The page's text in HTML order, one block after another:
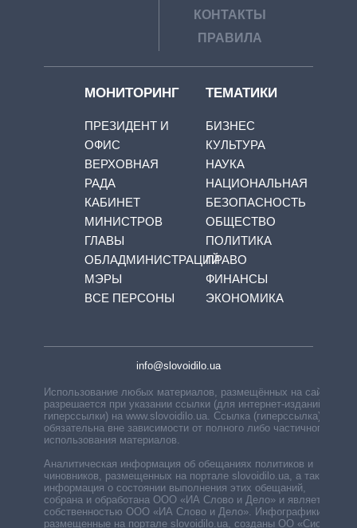
КОНТАКТЫ
ПРАВИЛА
МОНИТОРИНГ
ПРЕЗИДЕНТ И
ОФИС
ВЕРХОВНАЯ
РАДА
КАБИНЕТ
МИНИСТРОВ
ГЛАВЫ
ОБЛАДМИНИСТРАЦИЙ
МЭРЫ
ВСЕ ПЕРСОНЫ
ТЕМАТИКИ
БИЗНЕС
КУЛЬТУРА
НАУКА
НАЦИОНАЛЬНАЯ
БЕЗОПАСНОСТЬ
ОБЩЕСТВО
ПОЛИТИКА
ПРАВО
ФИНАНСЫ
ЭКОНОМИКА
info@slovoidilo.ua
Использование любых материалов, размещённых на сайте,
разрешается при указании ссылки (для интернет-изданий —
гиперссылки) на www.slovoidilo.ua. Ссылка (гиперссылка)
обязательна вне зависимости от полного либо частичного
использования материалов.
Аналитическая информация об обещаниях политиков и
чиновников, размещенных на портале slovoidilo.ua, а также
информация о состоянии выполнения этих обещаний,
собрана и обработана ООО «ИА Слово и Дело» и является
собственностью ООО «ИА Слово и Дело». Инфографики,
размещенные на портале slovoidilo.ua, созданы ОО «Система